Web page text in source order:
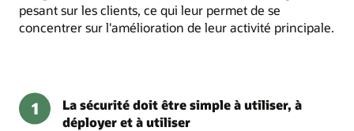
pesant sur les clients, ce qui leur permet de se
concentrer sur l'amélioration de leur activité principale.
1
La sécurité doit être simple à utiliser, à
déployer et à utiliser